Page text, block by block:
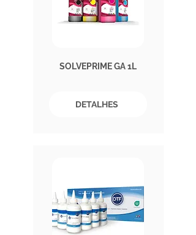
SOLVEPRIME GA 1L
DETALHES